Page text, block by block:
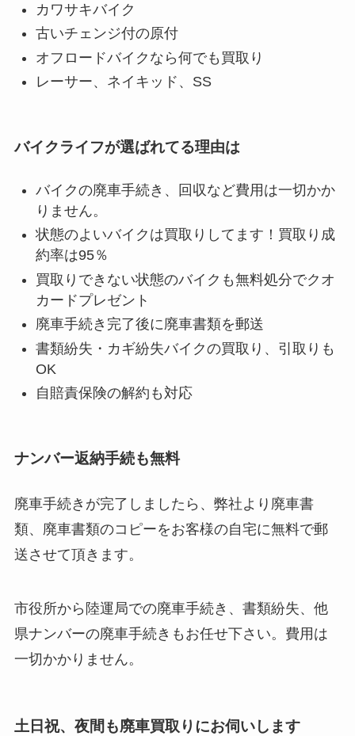
カワサキバイク
古いチェンジ付の原付
オフロードバイクなら何でも買取り
レーサー、ネイキッド、SS
バイクライフが選ばれてる理由は
バイクの廃車手続き、回収など費用は一切かか
りません。
状態のよいバイクは買取りしてます！買取り成
約率は95％
買取りできない状態のバイクも無料処分でクオ
カードプレゼント
廃車手続き完了後に廃車書類を郵送
書類紛失・カギ紛失バイクの買取り、引取りも
OK
自賠責保険の解約も対応
ナンバー返納手続も無料
廃車手続きが完了しましたら、弊社より廃車書
類、廃車書類のコピーをお客様の自宅に無料で郵
送させて頂きます。
市役所から陸運局での廃車手続き、書類紛失、他
県ナンバーの廃車手続きもお任せ下さい。費用は
一切かかりません。
土日祝、夜間も廃車買取りにお伺いします